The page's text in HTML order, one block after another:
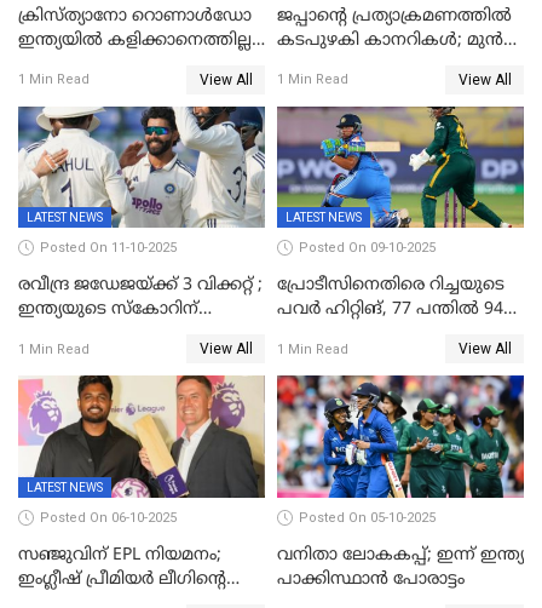
ക്രിസ്ത്യാനോ റൊണാൾഡോ
ഇന്ത്യയിൽ കളിക്കാനെത്തില്ല;
ഉൾപ്പെടുത്തിയില്ല
1 Min Read View All
ജപ്പാന്റെ പ്രത്യാക്രമണത്തിൽ
കടപുഴകി കാനറികൾ; മുൻ
ജപ്പാന്റെ ആദ്യ ജയം
1 Min Read View All
LATEST NEWS
Posted On 11-10-2025
രവീന്ദ്ര ജഡേജയ്ക്ക് 3 വിക്കറ്റ് ;
ഇന്ത്യയുടെ സ്കോറിന്
നാല് വിക്കറ്റ് നഷ്ടം
1 Min Read View All
LATEST NEWS
Posted On 09-10-2025
പ്രോടീസിനെതിരെ റിച്ചയുടെ
പവർ ഹിറ്റിങ്, 77 പന്തില്‍ 94
ലക്ഷ്യമൊരുക്കി ഇന്ത്യ; 28
വര്‍ഷം പഴക്കമുള്ള ലോക
റെക്കോര്‍ഡ് തകര്‍ത്ത് സ്മൃതി
1 Min Read View All
LATEST NEWS
Posted On 06-10-2025
സഞ്ജുവിന് EPL നിയമനം;
ഇംഗ്ലീഷ് പ്രീമിയര്‍ ലീഗിന്‍റെ
Posted On 05-10-2025
വനിതാ ലോകകപ്പ്; ഇന്ന് ഇന്ത്യ
പാക്കിസ്ഥാന്‍ പോരാട്ടം